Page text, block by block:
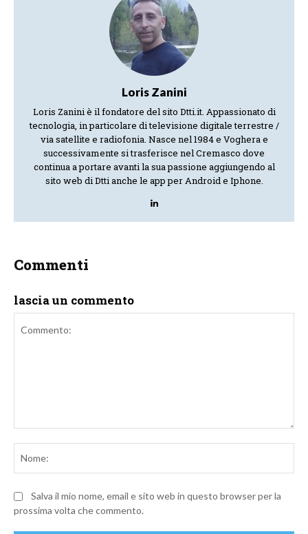
Loris Zanini
Loris Zanini è il fondatore del sito Dtti.it. Appassionato di
tecnologia, in particolare di televisione digitale terrestre /
via satellite e radiofonia. Nasce nel 1984 e Voghera e
successivamente si trasferisce nel Cremasco dove
continua a portare avanti la sua passione aggiungendo al
sito web di Dtti anche le app per Android e Iphone.
Commenti
lascia un commento
Salva il mio nome, email e sito web in questo browser per la
prossima volta che commento.